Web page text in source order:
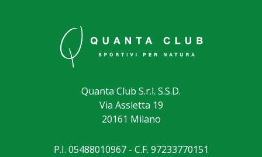
Quanta Club S.r.l. S.S.D.
Via Assietta 19
20161 Milano
P.I. 05488010967 - C.F. 97233770151